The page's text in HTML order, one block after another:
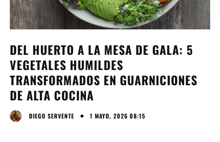
DEL HUERTO A LA MESA DE GALA: 5
VEGETALES HUMILDES
TRANSFORMADOS EN GUARNICIONES
DE ALTA COCINA
DIEGO SERVENTE 1 MAYO, 2026 08:15